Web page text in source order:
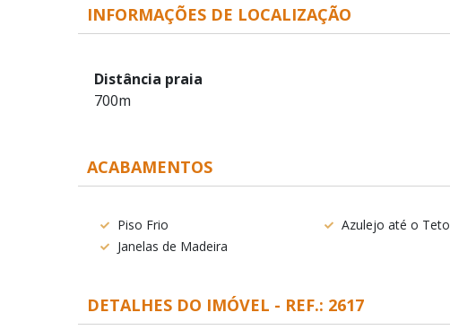
INFORMAÇÕES DE LOCALIZAÇÃO
Distância praia
700m
ACABAMENTOS
Piso Frio Azulejo até o Teto
Janelas de Madeira
DETALHES DO IMÓVEL - REF.: 2617